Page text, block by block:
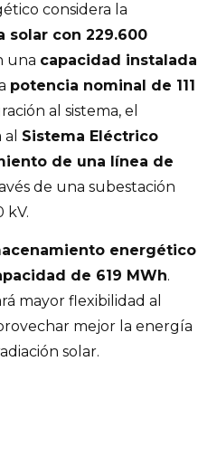
considera la
solar con 229.600
una capacidad instalada
potencia nominal de 111
al sistema, el
Sistema Eléctrico
de una línea de
de una subestación
kV.
energético
de 619 MWh.
mayor flexibilidad al
mejor la energía
solar.